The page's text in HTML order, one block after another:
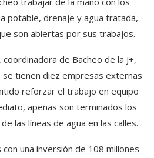
potable, drenaje y agua tratada,
son abiertas por sus trabajos.
de Bacheo de la J+,
tienen diez empresas externas
reforzar el trabajo en equipo
apenas son terminados los
las líneas de agua en las calles.
una inversión de 108 millones